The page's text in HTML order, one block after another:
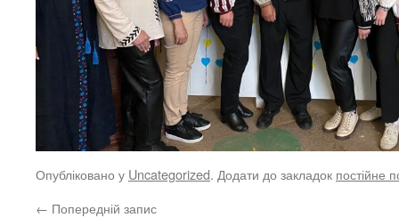
Опубліковано у Uncategorized. Додати до закладок постійне
← Попередній запис